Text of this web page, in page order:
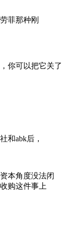
菲那种刚
你可以把它关了
和abk后，
本角度没法闭
购这件事上